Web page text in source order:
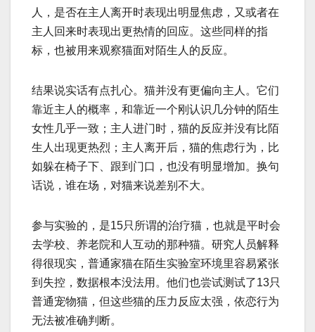
人，是否在主人离开时表现出明显焦虑，又或者在
主人回来时表现出更热情的回应。这些同样的指
标，也被用来观察猫面对陌生人的反应。
结果说实话有点扎心。猫并没有更偏向主人。它们
靠近主人的概率，和靠近一个刚认识几分钟的陌生
女性几乎一致；主人进门时，猫的反应并没有比陌
生人出现更热烈；主人离开后，猫的焦虑行为，比
如躲在椅子下、跟到门口，也没有明显增加。换句
话说，谁在场，对猫来说差别不大。
参与实验的，是15只所谓的治疗猫，也就是平时会
去学校、养老院和人互动的那种猫。研究人员解释
得很现实，普通家猫在陌生实验室环境里容易紧张
到失控，数据根本没法用。他们也尝试测试了13只
普通宠物猫，但这些猫的压力反应太强，依恋行为
无法被准确判断。